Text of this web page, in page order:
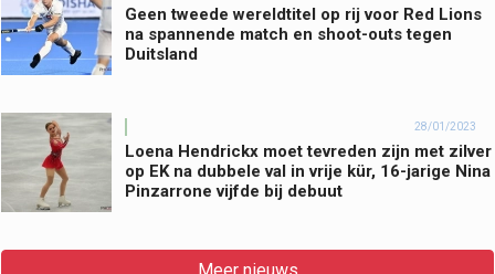
Geen tweede wereldtitel op rij voor Red Lions
na spannende match en shoot-outs tegen
Duitsland
28/01/2023
Loena Hendrickx moet tevreden zijn met zilver
op EK na dubbele val in vrije kür, 16-jarige Nina
Pinzarrone vijfde bij debuut